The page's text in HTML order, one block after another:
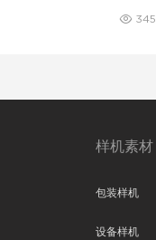
345
样机素材
包装样机
设备样机